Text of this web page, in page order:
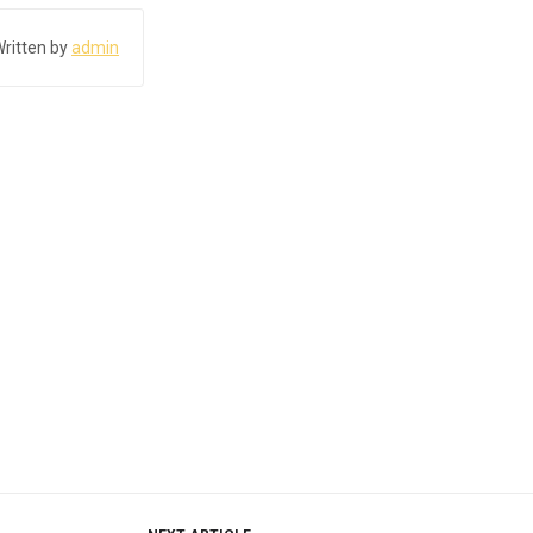
byadmin